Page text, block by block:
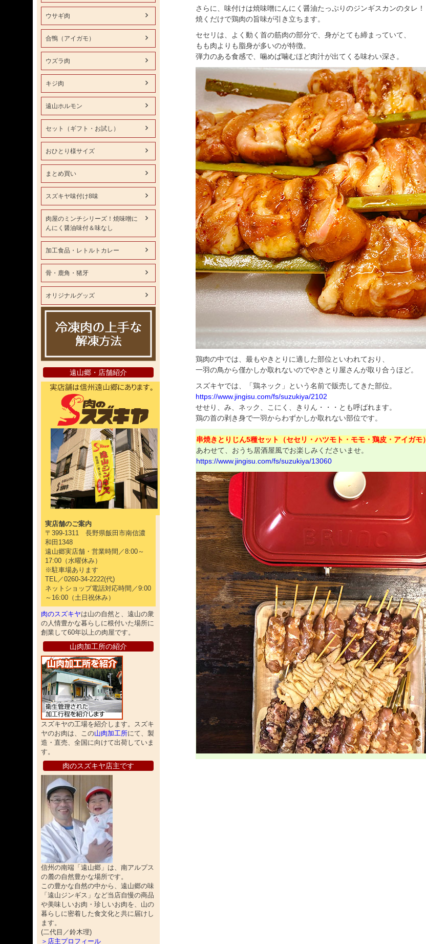
ウサギ肉
合鴨（アイガモ）
ウズラ肉
キジ肉
遠山ホルモン
セット（ギフト・お試し）
おひとり様サイズ
まとめ買い
スズキヤ味付け8味
肉屋のミンチシリーズ！焼味噌に
んにく醤油味付＆味なし
加工食品・レトルトカレー
骨・鹿角・猪牙
オリジナルグッズ
遠山郷・店舗紹介
実店舗のご案内
〒399-1311 長野県飯田市南信濃
和田1348
遠山郷実店舗・営業時間／8:00～
17:00（水曜休み）
※駐車場あります
TEL／0260-34-2222(代)
ネットショップ電話対応時間／9:00
～16:00（土日祝休み）
肉のスズキヤは山の自然と、遠山の衆
の人情豊かな暮らしに根付いた場所に
創業して60年以上の肉屋です。
山肉加工所の紹介
スズキヤの工場を紹介します。スズキ
ヤのお肉は、この山肉加工所にて、製
造・直売、全国に向けて出荷していま
す。
肉のスズキヤ店主です
信州の南端「遠山郷」は、南アルプス
の麓の自然豊かな場所です。
この豊かな自然の中から、遠山郷の味
「遠山ジンギス」など当店自慢の商品
や美味しいお肉・珍しいお肉を、山の
暮らしに密着した食文化と共に届けし
ます。
(二代目／鈴木理)
＞店主プロフィール
さらに、味付けは焼味噌にんにく醤油たっぷりのジンギスカンのタレ！
焼くだけで鶏肉の旨味が引き立ちます。
セセリは、よく動く首の筋肉の部分で、身がとても締まっていて、
もも肉よりも脂身が多いのが特徴。
弾力のある食感で、噛めば噛むほど肉汁が出てくる味わい深さ。
鶏肉の中では、最もやきとりに適した部位といわれており、
一羽の鳥から僅かしか取れないのでやきとり屋さんが取り合うほど。
スズキヤでは、「鶏ネック」という名前で販売してきた部位。
https://www.jingisu.com/fs/suzukiya/2102
せせり、み、ネック、こにく、きりん・・・とも呼ばれます。
鶏の首の剥き身で一羽からわずかしか取れない部位です。
串焼きとりじん5種セット（セセリ・ハツモト・モモ・鶏皮・アイガモ）
あわせて、おうち居酒屋風でお楽しみくださいませ。
https://www.jingisu.com/fs/suzukiya/13060